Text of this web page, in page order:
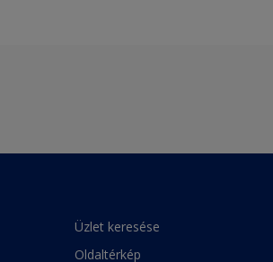
Üzlet keresése
Oldaltérkép